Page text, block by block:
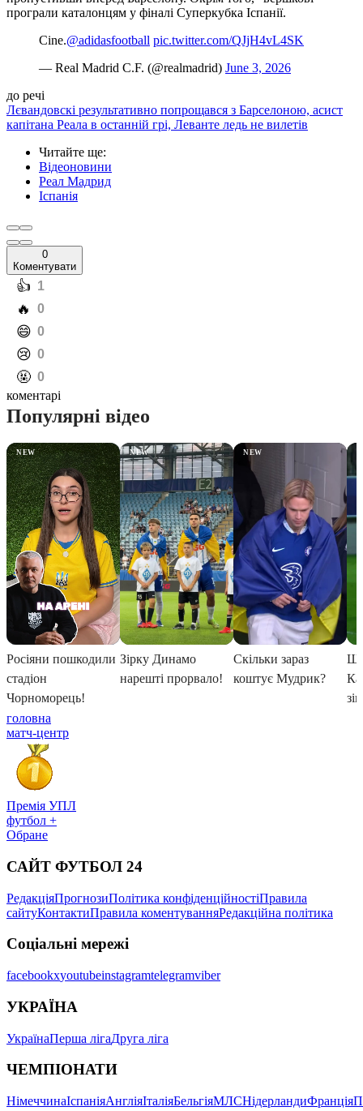
програли каталонцям у фіналі Суперкубка Іспанії.
Cine.@adidasfootball pic.twitter.com/QJjH4vL4SK
— Real Madrid C.F. (@realmadrid) June 3, 2026
до речі
Лєвандовскі результативно попрощався з Барселоною, асист
капітана Реала в останній грі, Леванте ледь не вилетів
Читайте ще:
Відеоновини
Реал Мадрид
Іспанія
0
Коментувати
️👍 1
️🔥 0
️😄 0
️😢 0
️🤬 0
коментарі
головна
матч-центр
Премія УПЛ
футбол +
Обране
САЙТ ФУТБОЛ 24
РедакціяПрогнозиПолітика конфіденційностіПравила
сайтуКонтактиПравила коментуванняРедакційна політика
Соціальні мережі
facebookxyoutubeinstagramtelegramviber
УКРАЇНА
УкраїнаПерша лігаДруга ліга
ЧЕМПІОНАТИ
НімеччинаІспаніяАнгліяІталіяБельгіяМЛСНідерландиФранція